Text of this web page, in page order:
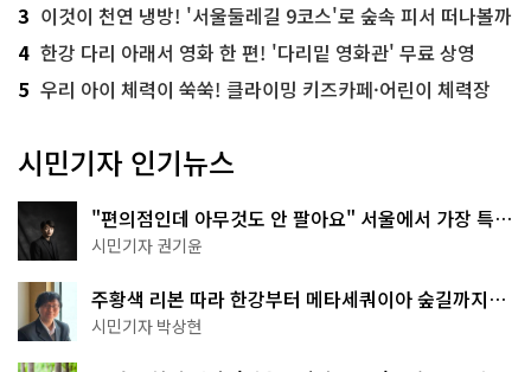
3 이것이 천연 냉방! '서울둘레길 9코스'로 숲속 피서 떠나볼까
4 한강 다리 아래서 영화 한 편! '다리밑 영화관' 무료 상영
5 우리 아이 체력이 쑥쑥! 클라이밍 키즈카페·어린이 체력장
시민기자 인기뉴스
"편의점인데 아무것도 안 팔아요" 서울에서 가장 특별
한 편의점의 정체
시민기자 권기윤
주황색 리본 따라 한강부터 메타세쿼이아 숲길까지…
서울둘레길 15코스
시민기자 박상현